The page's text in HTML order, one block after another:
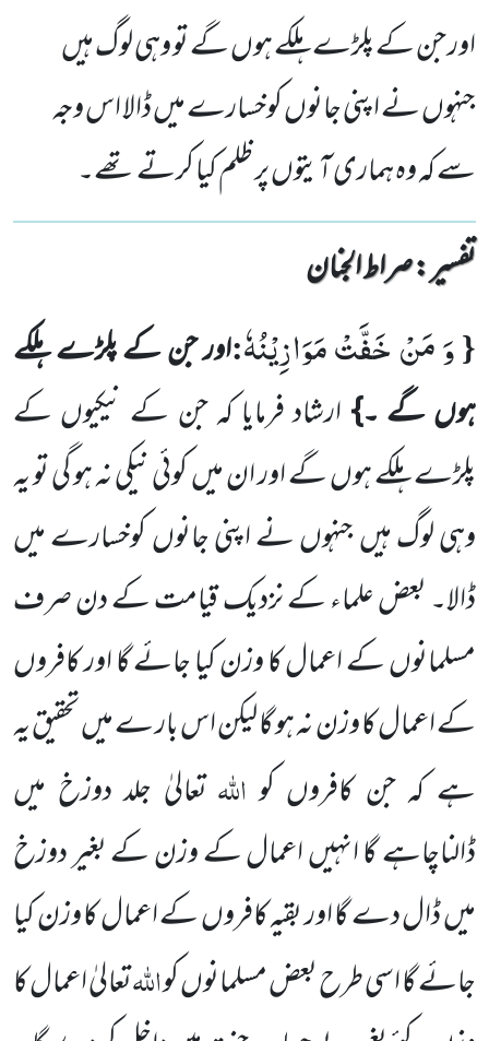
اور جن کے پلڑے ہلکے ہوں گے تو وہی لوگ ہیں
جنہوں نے اپنی جانوں کوخسارے میں ڈالا اس وجہ
سے کہ وہ ہماری آیتوں پر ظلم کیا کرتے تھے۔
تفسیر : ‎صراط الجنان
{وَ مَنْ خَفَّتْ مَوَازِیْنُهٗ:اور جن کے پلڑے ہلکے
ہوں گے ۔}ارشاد فرمایا کہ جن کے نیکیوں کے
پلڑے ہلکے ہوں گے اورانمیں کوئی نیکی نہ ہو گی تو یہ
وہی لوگ ہیں جنہوں نے اپنی جانوں کوخسارے میں
ڈالا۔ بعض علماء کے نزدیک قیامت کےدن صرف
مسلمانوں کے اعمال کا وزن کیا جائے گا اور کافروں
کے اعمال کا وزن نہ ہو گا لیکن اس بارے میں تحقیق یہ
ہے کہ جنکافروں کو اللہتعالیٰ جلد دوزخ میں
ڈالناچاہے گا انہیں اعمال کے وزن کے بغیر دوزخ
میں ڈال دے گا اور بقیہ کافروں کےاعمال کا وزن کیا
جائے گا اسی طرح بعض مسلمانوں کواللہتعالیٰ اعمال کا